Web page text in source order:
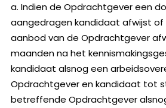
a. Indien de Opdrachtgever een
aangedragen kandidaat afwijst
aanbod van de Opdrachtgever
maanden na het
kandidaat alsnog een
Opdrachtgever en kandidaat tot
betreffende Opdrachtgever